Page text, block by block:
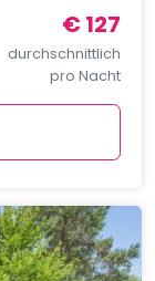
€ 127
durchschnittlich
pro Nacht